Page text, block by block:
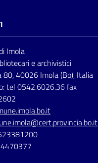
Imola
e archivistici
80, 40026 Imola (Bo), Italia
tel 0542.6026.36 fax